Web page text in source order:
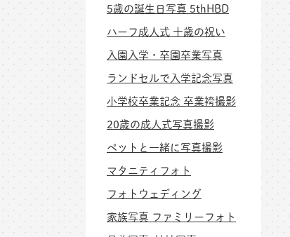
5歳の誕生日写真 5thHBD
ハーフ成人式 十歳の祝い
入園入学・卒園卒業写真
ランドセルで入学記念写真
小学校卒業記念 卒業袴撮影
20歳の成人式写真撮影
ペットと一緒に写真撮影
マタニティフォト
フォトウェディング
家族写真 ファミリーフォト